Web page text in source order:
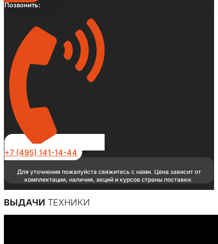
Позвонить:
+7 (495) 141-14-44
Для уточнения пожалуйста свяжитесь с нами. Цена зависит от
комплектации, наличия, акций и курсов страны поставки.
ВЫДАЧИ ТЕХНИКИ